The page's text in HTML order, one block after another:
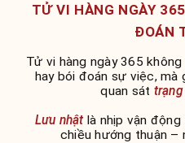
TỬ VI HÀNG NGÀY
ĐOÁN
Tử vi hàng ngày 365
hay bói đoán sự việc, mà
quan sát
Lưu nhậtlà nhịp vận động
chiều hướng thuận –